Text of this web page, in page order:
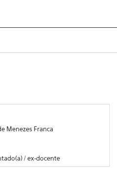
Menezes Franca
/ ex-docente